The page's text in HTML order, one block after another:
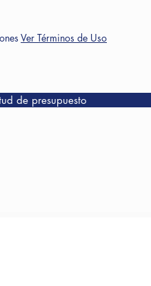
Ver Términos de Uso
de presupuesto